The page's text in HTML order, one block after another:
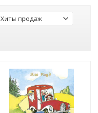
Хиты продаж